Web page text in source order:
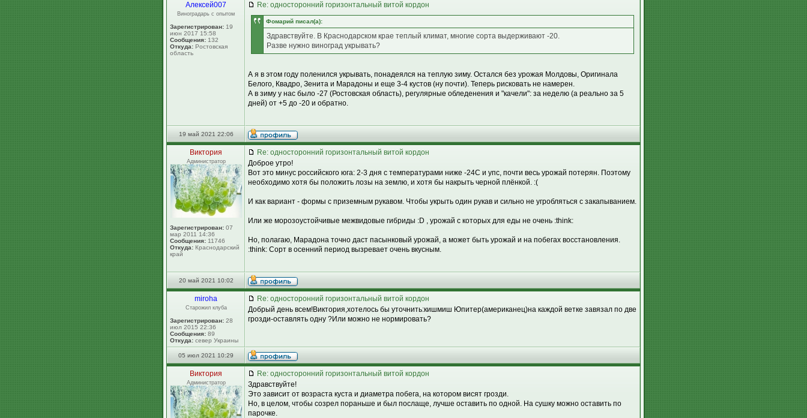
Алексей007
Виноградарь с опытом
Зарегистрирован: 19
июн 2017 15:58
Сообщения: 132
Откуда: Ростовская
область
Re: односторонний горизонтальный витой кордон
Фомарий писал(а):
Здравствуйте. В Краснодарском крае теплый климат, многие сорта выдерживают -20.
Разве нужно виноград укрывать?
А я в этом году поленился укрывать, понадеялся на теплую зиму. Остался без урожая Молдовы, Оригинала
Белого, Квадро, Зенита и Марадоны и еще 3-4 кустов (ну почти). Теперь рисковать не намерен.
А в зиму у нас было -27 (Ростовская область), регулярные обледенения и "качели": за неделю (а реально за 5
дней) от +5 до -20 и обратно.
19 май 2021 22:06
Виктория
Администратор
Зарегистрирован: 07
мар 2011 14:36
Сообщения: 11746
Откуда: Краснодарский
край
Re: односторонний горизонтальный витой кордон
Доброе утро!
Вот это минус российского юга: 2-3 дня с температурами ниже -24С и упс, почти весь урожай потерян. Поэтому
необходимо хотя бы положить лозы на землю, и хотя бы накрыть черной плёнкой. :(
И как вариант - формы с приземным рукавом. Чтобы укрыть один рукав и сильно не угробляться с закапыванием.
Или же морозоустойчивые межвидовые гибриды :D , урожай с которых для еды не очень :think:
Но, полагаю, Марадона точно даст пасынковый урожай, а может быть урожай и на побегах восстановления.
:think: Сорт в осенний период вызревает очень вкусным.
20 май 2021 10:02
miroha
Старожил клуба
Зарегистрирован: 28
июл 2015 22:36
Сообщения: 89
Откуда: север Украины
Re: односторонний горизонтальный витой кордон
Добрый день всем!Виктория,хотелось бы уточнить:кишмиш Юпитер(американец)на каждой ветке завязал по две
грозди-оставлять одну ?Или можно не нормировать?
05 июл 2021 10:29
Виктория
Администратор
Re: односторонний горизонтальный витой кордон
Здравствуйте!
Это зависит от возраста куста и диаметра побега, на котором висят грозди.
Но, в целом, чтобы созрел пораньше и был послаще, лучше оставить по одной. На сушку можно оставить по
парочке.